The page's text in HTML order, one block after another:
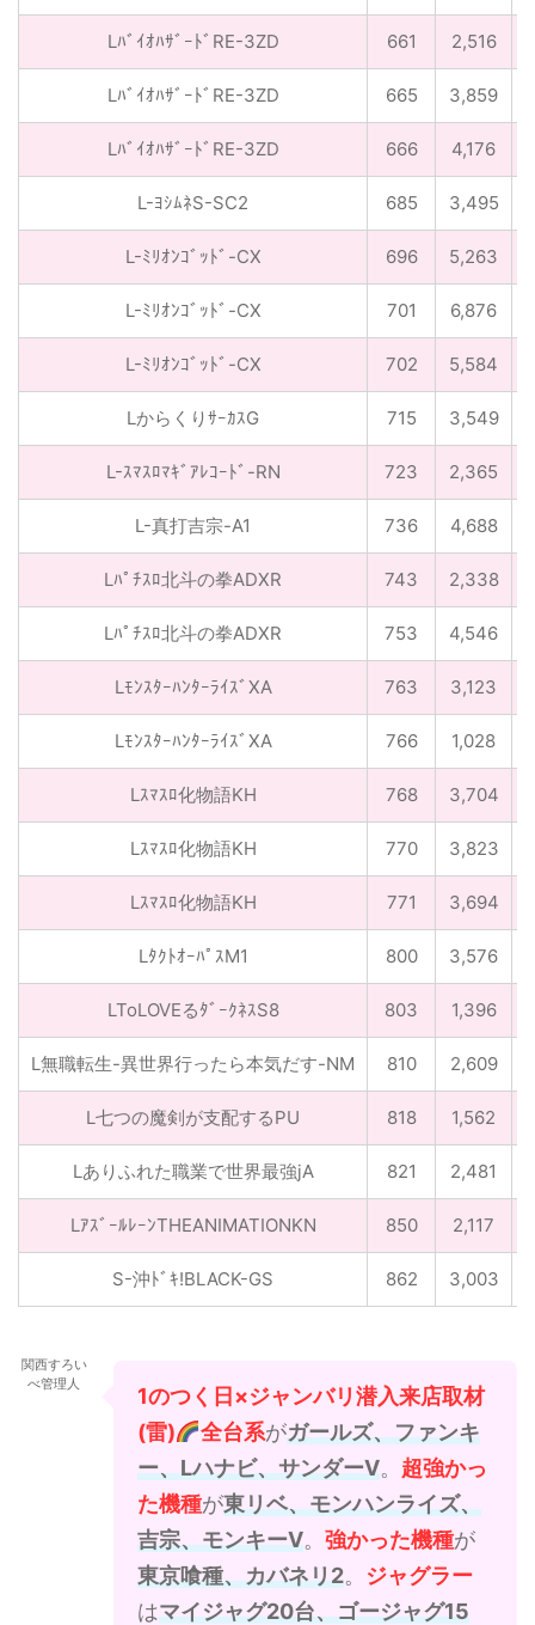
LﾊﾞｲｵﾊｻﾞｰﾄﾞRE-3ZD 661 2,516
LﾊﾞｲｵﾊｻﾞｰﾄﾞRE-3ZD 665 3,859
LﾊﾞｲｵﾊｻﾞｰﾄﾞRE-3ZD 666 4,176
L-ﾖｼﾑﾈS-SC2 685 3,495
L-ﾐﾘｵﾝｺﾞｯﾄﾞ-CX 696 5,263
L-ﾐﾘｵﾝｺﾞｯﾄﾞ-CX 701 6,876
L-ﾐﾘｵﾝｺﾞｯﾄﾞ-CX 702 5,584
LからくりｻｰｶｽG 715 3,549
L-ｽﾏｽﾛﾏｷﾞｱﾚｺｰﾄﾞ-RN 723 2,365
L-真打吉宗-A1 736 4,688
Lﾊﾟﾁｽﾛ北斗の拳ADXR 743 2,338
Lﾊﾟﾁｽﾛ北斗の拳ADXR 753 4,546
LﾓﾝｽﾀｰﾊﾝﾀｰﾗｲｽﾞXA 763 3,123
LﾓﾝｽﾀｰﾊﾝﾀｰﾗｲｽﾞXA 766 1,028
Lｽﾏｽﾛ化物語KH 768 3,704
Lｽﾏｽﾛ化物語KH 770 3,823
Lｽﾏｽﾛ化物語KH 771 3,694
LﾀｸﾄｵｰﾊﾟｽM1 800 3,576
LToLOVEるﾀﾞｰｸﾈｽS8 803 1,396
L無職転生-異世界行ったら本気だす-NM 810 2,609
L七つの魔剣が支配するPU 818 1,562
Lありふれた職業で世界最強jA 821 2,481
LｱｽﾞｰﾙﾚｰﾝTHEANIMATIONKN 850 2,117
S-沖ﾄﾞｷ!BLACK-GS 862 3,003
関西すろい
べ管理人
1のつく日×ジャンバリ潜入来店取材
(雷)
全台系がガールズ、ファンキ
ー、Lハナビ、サンダーV。 超強かっ
た機種が東リベ、モンハンライズ、
吉宗、モンキーV。 強かった機種が
東京喰種、カバネリ2。 ジャグラー
はマイジャグ20台、ゴージャグ15